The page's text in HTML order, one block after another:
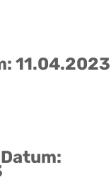
11.04.2023